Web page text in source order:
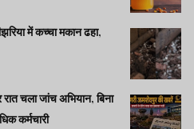
में कच्चा मकान ढहा,
चला जांच अभियान, बिना
कर्मचारी